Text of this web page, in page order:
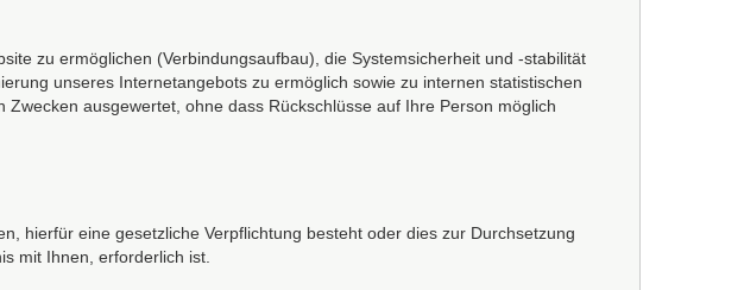
zu ermöglichen (Verbindungsaufbau), die Systemsicherheit und -stabilität
unseres Internetangebots zu ermöglich sowie zu internen statistischen
ausgewertet, ohne dass Rückschlüsse auf Ihre Person möglich
hierfür eine gesetzliche Verpflichtung besteht oder dies zur Durchsetzung
mit Ihnen, erforderlich ist.